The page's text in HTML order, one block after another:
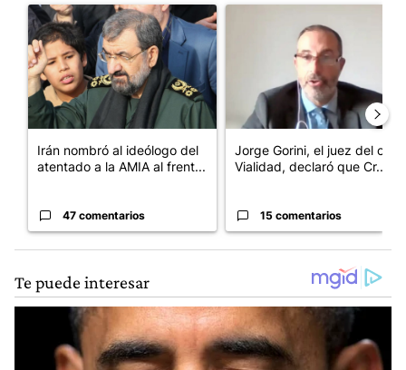
Un artículo de tendencia con el título "Irán nombró al ideólogo
Irán nombró al ideólogo del
atentado a la AMIA al frent...
47 comentarios
Jorge Gorini, el juez del caso
Vialidad, declaró que Cr...
15 comentarios